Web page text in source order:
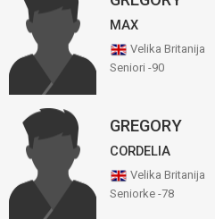
MAX
Velika Britanija
Seniori -90
GREGORY
CORDELIA
Velika Britanija
Seniorke -78